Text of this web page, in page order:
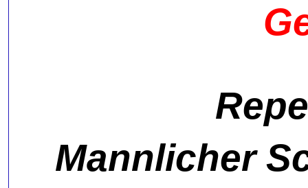
Mannlicher